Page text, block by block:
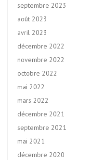
septembre 2023
août 2023
avril 2023
décembre 2022
novembre 2022
octobre 2022
mai 2022
mars 2022
décembre 2021
septembre 2021
mai 2021
décembre 2020